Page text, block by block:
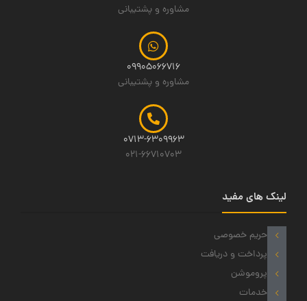
مشاوره و پشتیبانی
09905066716
مشاوره و پشتیبانی
0713-6309963
021-66710703
لینک های مفید
حریم خصوصی
پرداخت و دریافت
پروموشن
خدمات